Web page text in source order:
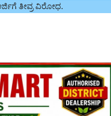
ತೀವ್ರ ವಿರೋಧ.